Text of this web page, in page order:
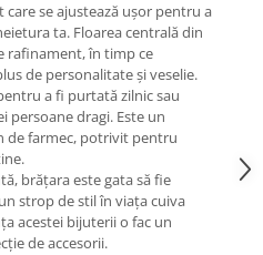
se ajustează ușor pentru a
ta. Floarea centrală din
rafinament, în timp ce
de personalitate și veselie.
a fi purtată zilnic sau
persoane dragi. Este un
de farmec, potrivit pentru
brățara este gata să fie
strop de stil în viața cuiva
acestei bijuterii o fac un
de accesorii.